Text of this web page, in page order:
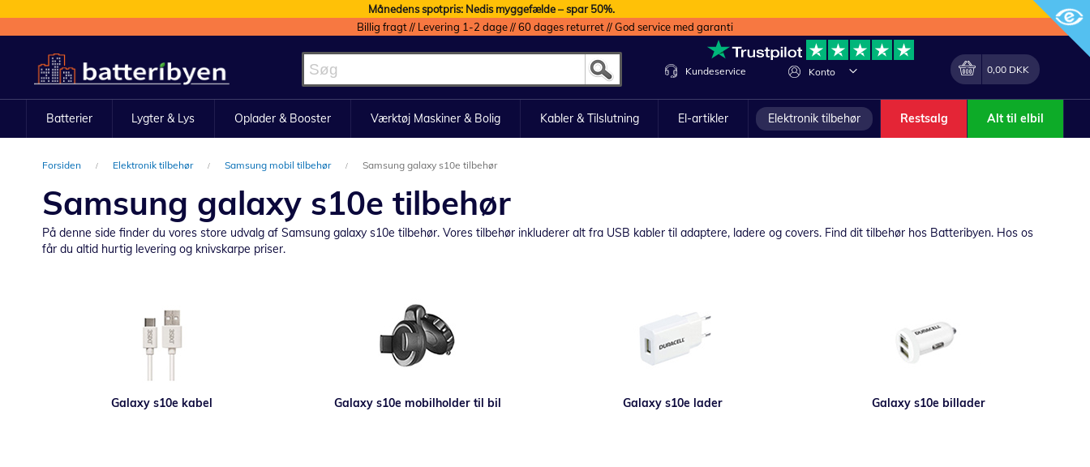
Månedens spotpris: Nedis myggefælde – spar 50%.
Billig fragt // Levering 1-2 dage // 60 dages returret // God service med garanti
to
Content
Konto
Lave
Min indkøbskurv
0,00 DKK
Kundeservice
Batterier Lygter & Lys Oplader & Booster Værktøj Maskiner & Bolig Kabler & Tilslutning El-artikler Elektronik tilbehør Restsalg Alt til elbil
Forsiden Elektronik tilbehør Samsung mobil tilbehør Samsung galaxy s10e tilbehør
Samsung galaxy s10e tilbehør
På denne side finder du vores store udvalg af Samsung galaxy s10e tilbehør. Vores tilbehør inkluderer alt fra USB kabler til adaptere, ladere og covers. Find dit tilbehør hos Batteribyen. Hos os
får du altid hurtig levering og knivskarpe priser.
Galaxy s10e kabel Galaxy s10e mobilholder til bil Galaxy s10e lader Galaxy s10e billader